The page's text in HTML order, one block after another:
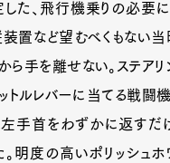
した、飛行機乗りの必要
装置など望むべくもない
ら手を離せない。ステア
トルレバーに当てる戦闘機
手首をわずかに返すだ
明度の高いポリッシュホ